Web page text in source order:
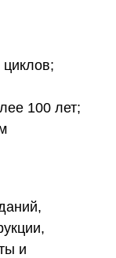
циклов;
100 лет;
и